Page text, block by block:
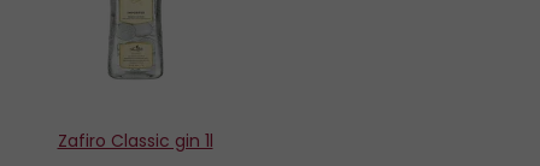
Zafiro Classic gin 1l